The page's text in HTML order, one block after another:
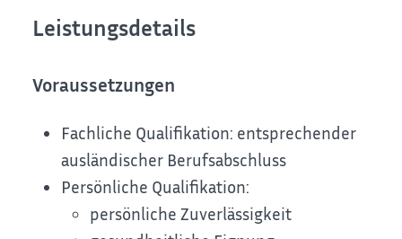
Leistungsdetails
Voraussetzungen
Fachliche Qualifikation: entsprechender
ausländischer Berufsabschluss
Persönliche Qualifikation:
persönliche Zuverlässigkeit